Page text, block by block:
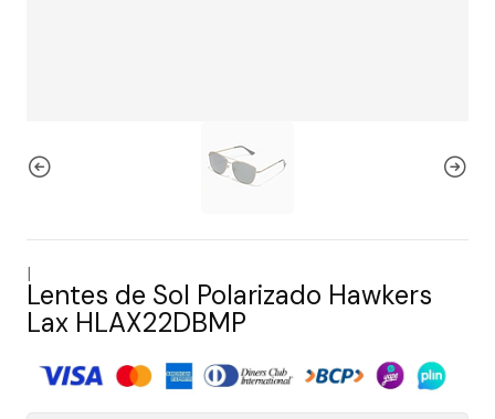
|
Lentes de Sol Polarizado Hawkers
Lax HLAX22DBMP